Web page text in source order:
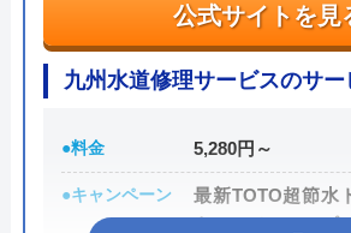
公式サイトを見る
0120-707-
受付時間 24時間
株式会社クリーンライフの基
公式サイトを見
九州水道修理サービスのサー
●料金 5,280円～
●キャンペーン
最新TOTO超節水
キャンペーン：ピ